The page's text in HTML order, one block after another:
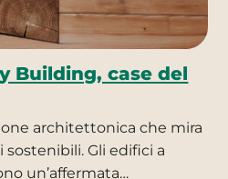
Building, case del
architettonica che mira
Gli edifici a
un’affermata…